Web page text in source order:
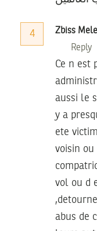
4 Zbiss
Reply
Ce n est
aussi le
y a
ete
voisin
vol ou d
abus de